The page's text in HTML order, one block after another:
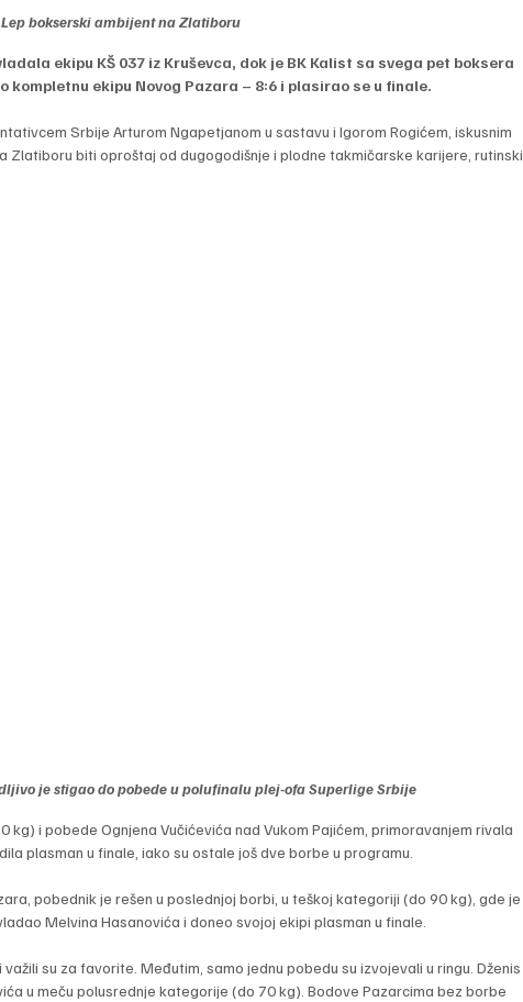
Lep bokserski ambijent na Zlatiboru
ekipu KŠ 037 iz Kruševca, dok je BK Kalist sa svega pet boksera
kompletnu ekipu Novog Pazara – 8:6 i plasirao se u finale.
Srbije Arturom Ngapetjanom u sastavu i Igorom Rogićem, iskusnim
Zlatiboru biti oproštaj od dugogodišnje i plodne takmičarske karijere, rutinski
je stigao do pobede u polufinalu plej-ofa Superlige Srbije
kg) i pobede Ognjena Vučićevića nad Vukom Pajićem, primoravanjem rivala
plasman u finale, iako su ostale još dve borbe u programu.
pobednik je rešen u poslednjoj borbi, u teškoj kategoriji (do 90 kg), gde je
Melvina Hasanovića i doneo svojoj ekipi plasman u finale.
su za favorite. Međutim, samo jednu pobedu su izvojevali u ringu. Dženis
u meču polusrednje kategorije (do 70 kg). Bodove Pazarcima bez borbe